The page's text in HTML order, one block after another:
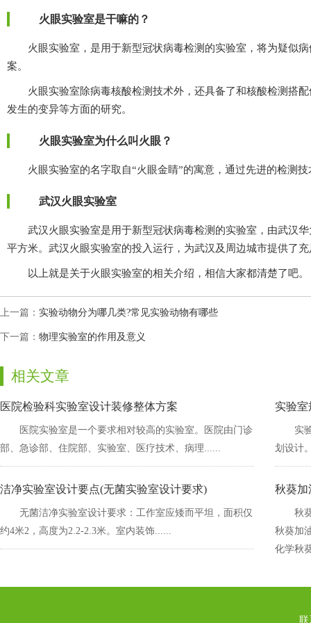
火眼实验室是干嘛的？
火眼实验室，是用于新型冠状病毒检测的实验室，将为疑似病
案。
火眼实验室除病毒核酸检测技术外，还具备了和核酸检测搭配
发生的变异等方面的研究。
火眼实验室为什么叫火眼？
火眼实验室的名字取自“火眼金睛”的寓意，通过先进的检测技术手
武汉火眼实验室
武汉火眼实验室是用于新型冠状病毒检测的实验室，由武汉华
平方米。武汉火眼实验室的投入运行，为武汉及周边城市提供
以上就是关于火眼实验室的相关介绍，相信大家都清楚了吧。
上一篇： 实验动物分为哪几类?常见实验动物有哪些
下一篇： 物理实验室的作用及意义
相关文章
医院检验科实验室设计装修整体方案
医院实验室是一个要求相对较高的实验室。医院由门诊
部、急诊部、住院部、实验室、医疗技术、病理......
实验室
实
划设计
洁净实验室设计要点(无菌实验室设计要求)
无菌洁净实验室设计要求：工作室应矮而平坦，面积仅
约4米2，高度为2.2-2.3米。室内装饰......
秋葵加
秋
秋葵加
化学秋
联